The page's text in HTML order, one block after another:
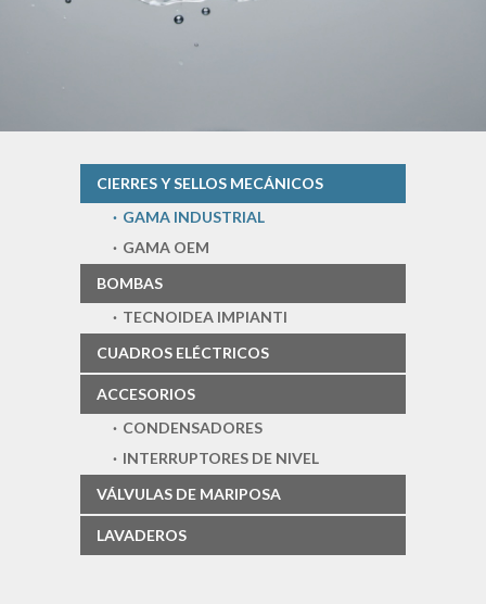
CIERRES Y SELLOS MECÁNICOS
GAMA INDUSTRIAL
GAMA OEM
BOMBAS
TECNOIDEA IMPIANTI
CUADROS ELÉCTRICOS
ACCESORIOS
CONDENSADORES
INTERRUPTORES DE NIVEL
VÁLVULAS DE MARIPOSA
LAVADEROS